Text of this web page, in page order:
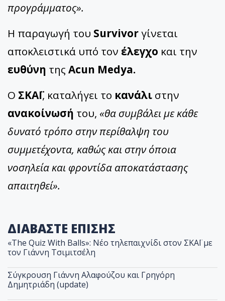
προγράμματος».
Η παραγωγή του Survivorγίνεται
αποκλειστικά υπό τον έλεγχο και την
ευθύνη της Acun Medya.
Ο ΣΚΑΪ, καταλήγει το κανάλι στην
ανακοίνωσή του, «θα συμβάλει με κάθε
δυνατό τρόπο στην περίθαλψη του
συμμετέχοντα, καθώς και στην όποια
νοσηλεία και φροντίδα αποκατάστασης
απαιτηθεί».
ΔΙΑΒΑΣΤΕ ΕΠΙΣΗΣ
«The Quiz With Balls»: Νέο τηλεπαιχνίδι στον ΣΚΑΪ με
τον Γιάννη Τσιμιτσέλη
Σύγκρουση Γιάννη Αλαφούζου και Γρηγόρη
Δημητριάδη (update)